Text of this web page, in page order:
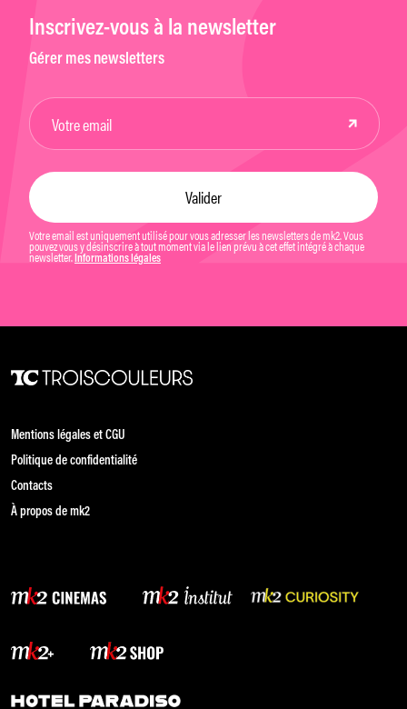
Inscrivez-vous à la newsletter
Gérer mes newsletters
Votre email est uniquement utilisé pour vous adresser les newsletters de mk2. Vous
pouvez vous y désinscrire à tout moment via le lien prévu à cet effet intégré à chaque
newsletter. Informations légales
Mentions légales et CGU
Politique de confidentialité
Contacts
À propos de mk2